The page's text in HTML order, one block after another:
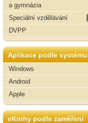
a gymnázia
Speciální vzdělávání
DVPP
Aplikace podle systému
Windows
Android
Apple
eKnihy podle zaměření